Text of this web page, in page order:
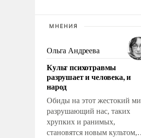
МНЕНИЯ
Ольга Андреева
Культ психотравмы
разрушает и человека, и
народ
Обиды на этот жестокий
разрушающий нас, таких
хрупких и ранимых,
становятся новым культом,